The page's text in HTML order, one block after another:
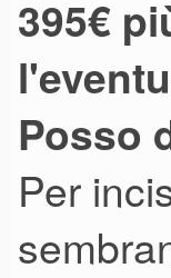
395€
Posso
Per